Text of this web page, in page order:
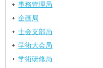
事務管理局
企画局
士会支部局
学術大会局
学術研修局